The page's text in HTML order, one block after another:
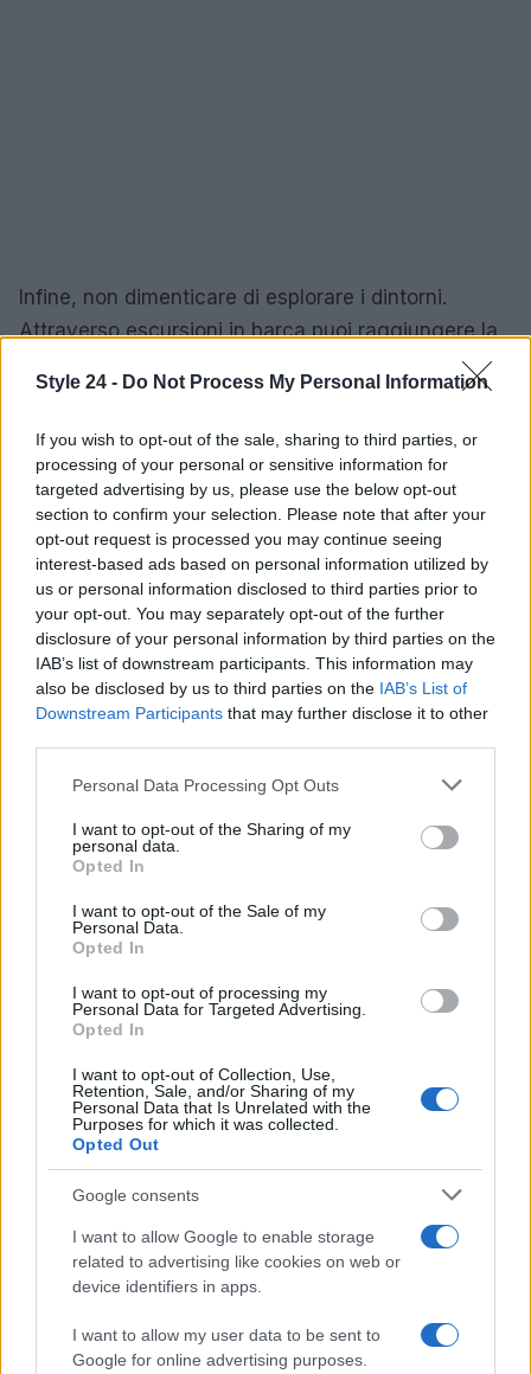
Style 24 - Do Not Process My Personal Information
If you wish to opt-out of the sale, sharing to third parties, or
processing of your personal or sensitive information for
targeted advertising by us, please use the below opt-out
section to confirm your selection. Please note that after your
opt-out request is processed you may continue seeing
interest-based ads based on personal information utilized by
us or personal information disclosed to third parties prior to
your opt-out. You may separately opt-out of the further
disclosure of your personal information by third parties on the
IAB’s list of downstream participants. This information may
also be disclosed by us to third parties on the IAB’s List of
Downstream Participants that may further disclose it to other
Please note that this website/app uses one or more Google
not limited to your visit or usage behaviour. You may click to
grant or deny consent to Google and its third-party tags to
use your data for below specified purposes in below Google
consent section.
Personal Data Processing Opt Outs
I want to opt-out of the Sharing of my
personal data.
Opted In
I want to opt-out of the Sale of my
Personal Data.
Opted In
I want to opt-out of processing my
Personal Data for Targeted Advertising.
Opted In
I want to opt-out of Collection, Use,
Retention, Sale, and/or Sharing of my
Personal Data that Is Unrelated with the
Purposes for which it was collected.
Opted Out
Google consents
I want to allow Google to enable storage
related to advertising like cookies on web or
device identifiers in apps.
I want to allow my user data to be sent to
Google for online advertising purposes.
Infine, non dimenticare di esplorare i dintorni.
Attraverso escursioni in barca puoi raggiungere la
Baia di Sorgeto, famosa per le sue vasche termali a
cielo aperto, oppure, se preferisci la terraferma,
scalare il Monte Epomeo per una vista mozzafiato
sull’isola e il mare. Ogni angolo di Sant’Angelo
d’Ischia è una scoperta, un segreto da svelare. Non
sarebbe meraviglioso tornare a casa con storie
incredibili da raccontare?
AUTORE
Staff
Continua a leggere
FITNESS